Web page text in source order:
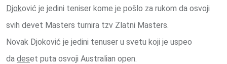
Djoković je jedini teniser kome je pošlo za rukom da osvoji
svih devet Masters turnira tzv Zlatni Masters.
Novak Djoković je jedini tenuser u svetu koji je uspeo
da deset puta osvoji Australian open.